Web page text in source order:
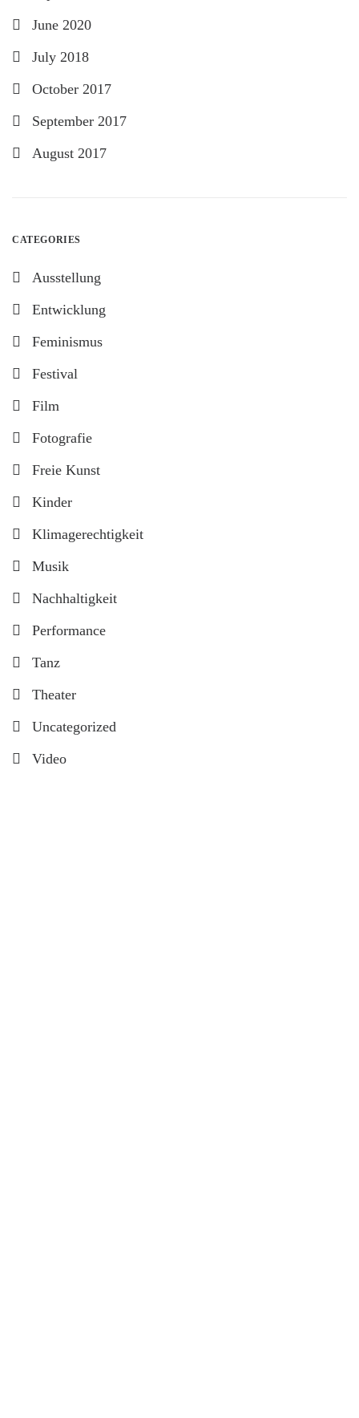
June 2020
July 2018
October 2017
September 2017
August 2017
CATEGORIES
Ausstellung
Entwicklung
Feminismus
Festival
Film
Fotografie
Freie Kunst
Kinder
Klimagerechtigkeit
Musik
Nachhaltigkeit
Performance
Tanz
Theater
Uncategorized
Video